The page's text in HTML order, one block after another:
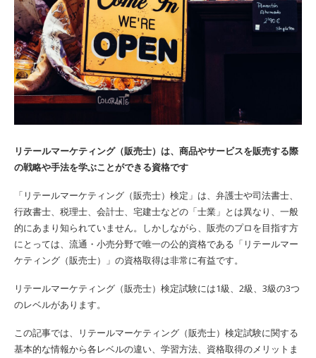
リテールマーケティング（販売士）は、商品やサービスを販売する際
の戦略や手法を学ぶことができる資格です
「リテールマーケティング（販売士）検定」は、弁護士や司法書士、
行政書士、税理士、会計士、宅建士などの「士業」とは異なり、一般
的にあまり知られていません。しかしながら、販売のプロを目指す方
にとっては、流通・小売分野で唯一の公的資格である「リテールマー
ケティング（販売士）」の資格取得は非常に有益です。
リテールマーケティング（販売士）検定試験には1級、2級、3級の3つ
のレベルがあります。
この記事では、リテールマーケティング（販売士）検定試験に関する
基本的な情報から各レベルの違い、学習方法、資格取得のメリットま